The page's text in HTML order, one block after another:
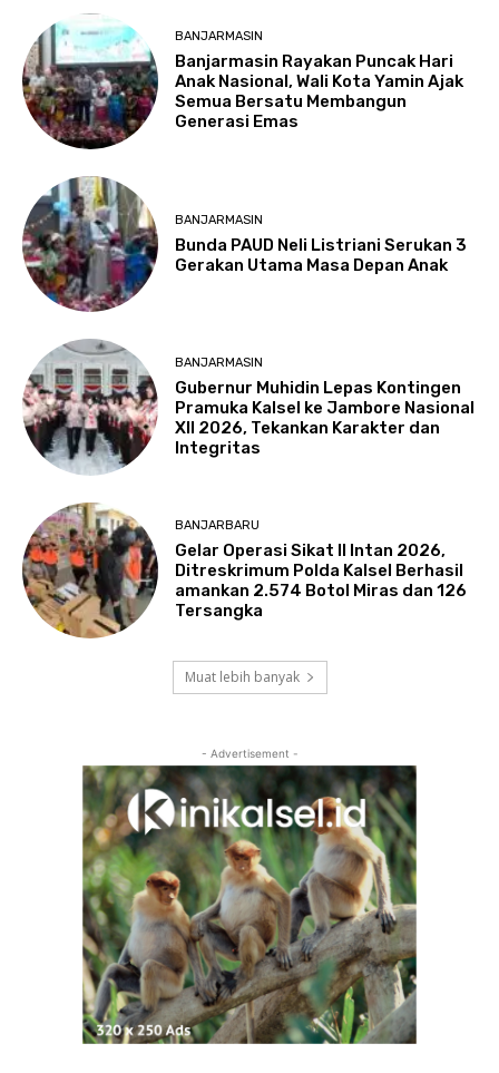
BANJARMASIN
Banjarmasin Rayakan Puncak Hari
Anak Nasional, Wali Kota Yamin Ajak
Semua Bersatu Membangun
Generasi Emas
BANJARMASIN
Bunda PAUD Neli Listriani Serukan 3
Gerakan Utama Masa Depan Anak
BANJARMASIN
Gubernur Muhidin Lepas Kontingen
Pramuka Kalsel ke Jambore Nasional
XII 2026, Tekankan Karakter dan
Integritas
BANJARBARU
Gelar Operasi Sikat II Intan 2026,
Ditreskrimum Polda Kalsel Berhasil
amankan 2.574 Botol Miras dan 126
Tersangka
Muat lebih banyak
- Advertisement -